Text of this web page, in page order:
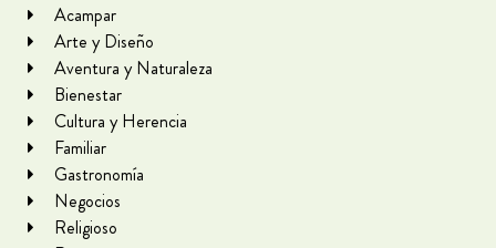
Acampar
Arte y Diseño
Aventura y Naturaleza
Bienestar
Cultura y Herencia
Familiar
Gastronomía
Negocios
Religioso